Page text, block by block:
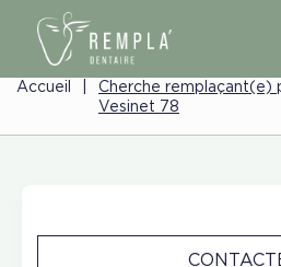
Accueil
Cherche remplaçant(e)
Vesinet 78